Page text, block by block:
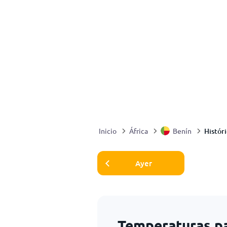
Inicio África Benín
Ayer